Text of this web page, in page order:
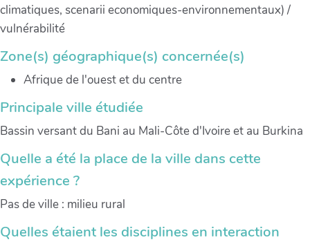
climatiques, scenarii economiques-environnementaux) /
vulnérabilité
Zone(s) géographique(s) concernée(s)
Afrique de l'ouest et du centre
Principale ville étudiée
Bassin versant du Bani au Mali-Côte d'Ivoire et au Burkina
Quelle a été la place de la ville dans cette
expérience ?
Pas de ville : milieu rural
Quelles étaient les disciplines en interaction